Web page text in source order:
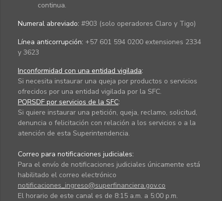
continua.
Numeral abreviado: #903 (solo operadores Claro y Tigo)
Línea anticorrupción: +57 601 594 0200 extensiones 2334
y 3623
Inconformidad con una entidad vigilada:
Si necesita instaurar una queja por productos o servicios
ofrecidos por una entidad vigilada por la SFC.
PQRSDF por servicios de la SFC:
Si quiere instaurar una petición, queja, reclamo, solicitud,
denuncia o felicitación con relación a los servicios o a la
atención de esta Superintendencia.
Correo para notificaciones judiciales:
Para el envío de notificaciones judiciales únicamente está
habilitado el correo electrónico
notificaciones_ingreso@superfinanciera.gov.co
El horario de este canal es de 8:15 a.m. a 5:00 p.m.